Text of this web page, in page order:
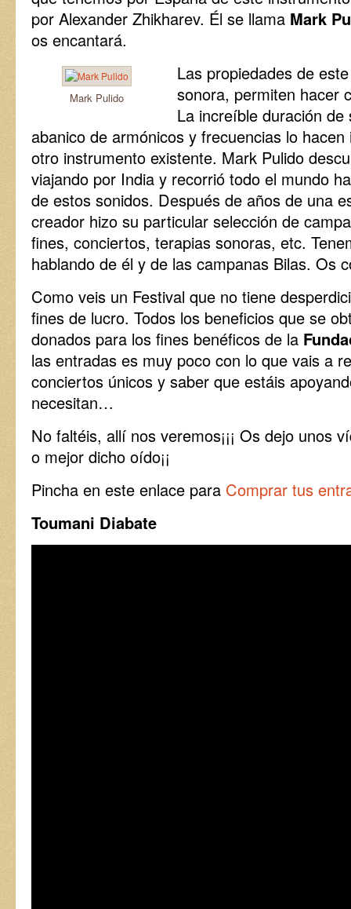
por Alexander Zhikharev. Él se llama Mark
os encantará.
Mark Pulido
Las propiedades de
sonora, permiten hacer
La increíble duración
abanico de armónicos y frecuencias lo
otro instrumento existente. Mark Pulido
viajando por India y recorrió todo el mundo
de estos sonidos. Después de años de una
creador hizo su particular selección de
fines, conciertos, terapias sonoras, etc.
hablando de él y de las campanas Bilas. Os
Como veis un Festival que no tiene
fines de lucro. Todos los beneficios que se
donados para los fines benéficos de la
las entradas es muy poco con lo que vais a
conciertos únicos y saber que estáis
necesitan…
No faltéis, allí nos veremos¡¡¡ Os dejo unos
o mejor dicho oído¡¡
Pincha en este enlace para Comprar tus
Toumani Diabate